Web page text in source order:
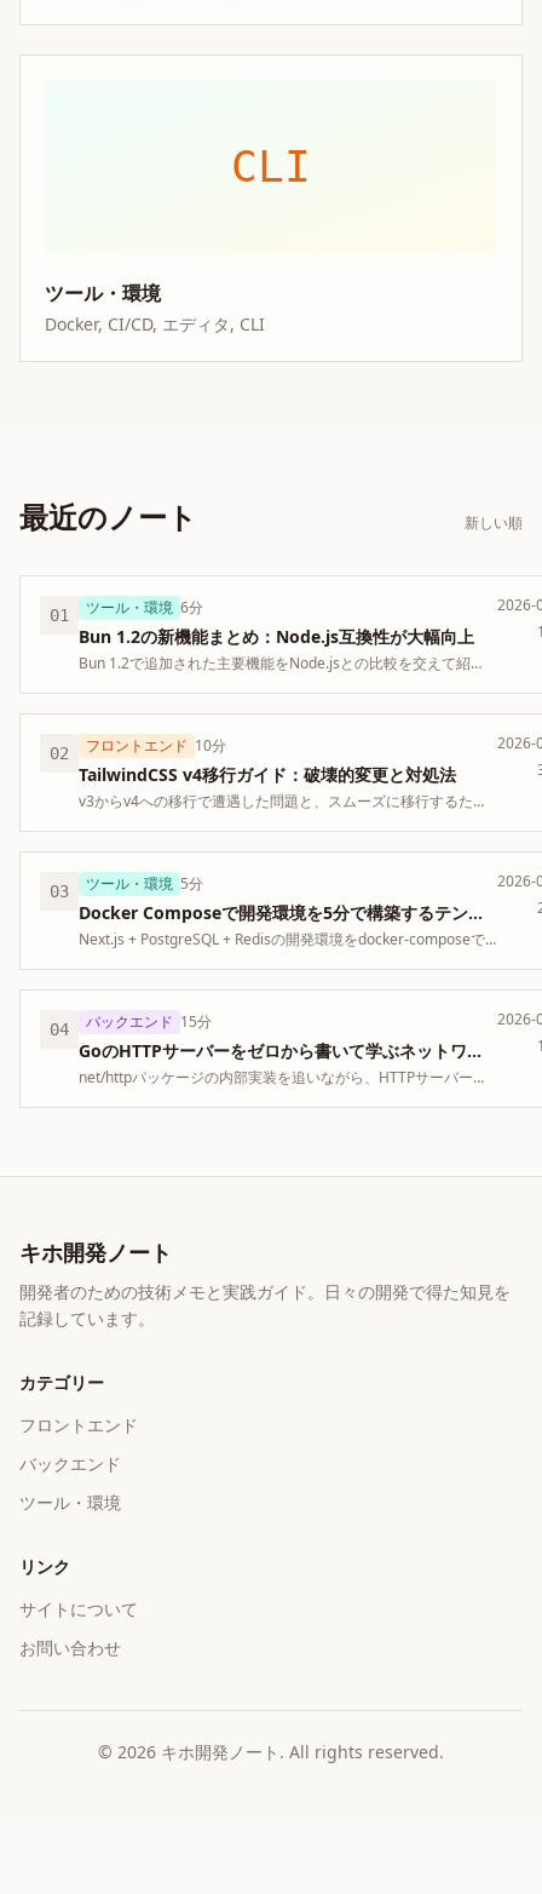
CLI
ツール・環境
Docker, CI/CD, エディタ, CLI
最近のノート 新しい順
01 ツール・環境 6分
Bun 1.2の新機能まとめ：Node.js互換性が大幅向上
Bun 1.2で追加された主要機能をNode.jsとの比較を交えて紹
2026-
02 フロントエンド 10分
TailwindCSS v4移行ガイド：破壊的変更と対処法
v3からv4への移行で遭遇した問題と、スムーズに移行するため
2026-
03 ツール・環境 5分
Docker Composeで開発環境を5分で構築するテンプレート
Next.js + PostgreSQL + Redisの開発環境をdocker-composeで
2026-
04 バックエンド 15分
GoのHTTPサーバーをゼロから書いて学ぶネットワーキング
net/httpパッケージの内部実装を追いながら、HTTPサーバーの
2026-
キホ開発ノート
開発者のための技術メモと実践ガイド。日々の開発で得た知見を
記録しています。
カテゴリー
フロントエンド
バックエンド
ツール・環境
リンク
サイトについて
お問い合わせ
© 2026 キホ開発ノート . All rights reserved.